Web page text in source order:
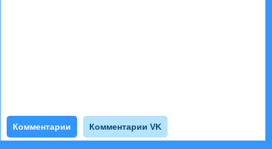
Комментарии Комментарии VK